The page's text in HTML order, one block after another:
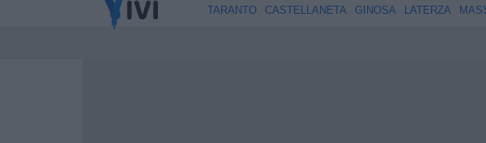
TARANTO CASTELLANETA GINOSA LATERZA